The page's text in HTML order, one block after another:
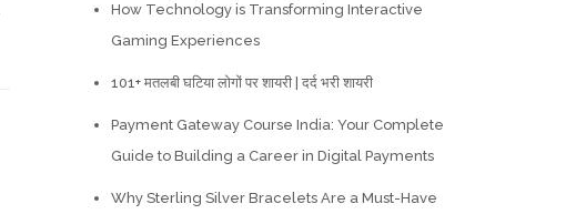
How Technology is Transforming Interactive
Gaming Experiences
101+ मतलबी घटिया लोगों पर शायरी | दर्द भरी शायरी
Payment Gateway Course India: Your Complete
Guide to Building a Career in Digital Payments
Why Sterling Silver Bracelets Are a Must-Have